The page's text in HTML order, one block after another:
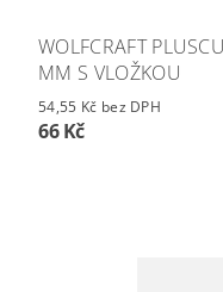
WOLFCRAFT
MM S VLOŽKOU
54,55 Kč bez DPH
66 Kč